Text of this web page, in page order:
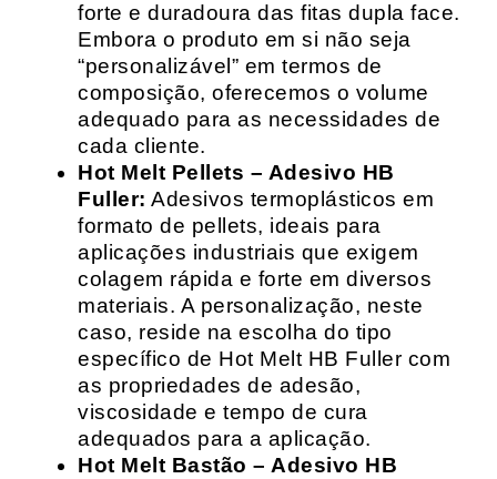
forte e duradoura das fitas dupla face.
Embora o produto em si não seja
“personalizável” em termos de
composição, oferecemos o volume
adequado para as necessidades de
cada cliente.
Hot Melt Pellets – Adesivo HB
Fuller: Adesivos termoplásticos em
formato de pellets, ideais para
aplicações industriais que exigem
colagem rápida e forte em diversos
materiais. A personalização, neste
caso, reside na escolha do tipo
específico de Hot Melt HB Fuller com
as propriedades de adesão,
viscosidade e tempo de cura
adequados para a aplicação.
Hot Melt Bastão – Adesivo HB